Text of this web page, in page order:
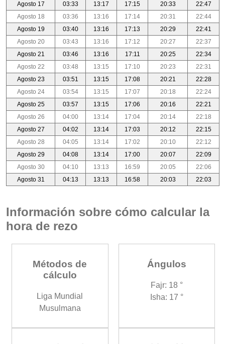
Agosto 17
03:33 13:17 17:15 20:33
22:47
Agosto 18
03:36 13:16 17:14 20:31
22:44
Agosto 19
03:40 13:16 17:13 20:29
22:41
Agosto 20
03:43 13:16 17:12 20:27
22:37
Agosto 21
03:46 13:16 17:11 20:25
22:34
Agosto 22
03:48 13:15 17:10 20:23
22:31
Agosto 23
03:51 13:15 17:08 20:21
22:28
Agosto 24
03:54 13:15 17:07 20:18
22:24
Agosto 25
03:57 13:15 17:06 20:16
22:21
Agosto 26
04:00 13:14 17:04 20:14
22:18
Agosto 27
04:02 13:14 17:03 20:12
22:15
Agosto 28
04:05 13:14 17:02 20:10
22:12
Agosto 29
04:08 13:14 17:00 20:07
22:09
Agosto 30
04:10 13:13 16:59 20:05
22:06
Agosto 31
04:13 13:13 16:58 20:03 22:03
Información sobre cómo calcular la
hora de rezo
Métodos de
cálculo
Liga Mundial
Musulmana
Ángulos
Fajr: 18 °
Isha: 17 °